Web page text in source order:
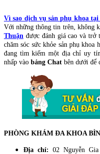
Vì sao dịch vụ sản phụ khoa
Với những thông tin trên, không
Thuận được đánh giá cao và
chăm sóc sức khỏe sản phụ khoa
đang tìm kiếm một địa chỉ uy
nhấp vào bảng Chat bên dưới để
PHÒNG KHÁM ĐA KHOA
Địa chỉ: 02 Nguyễn